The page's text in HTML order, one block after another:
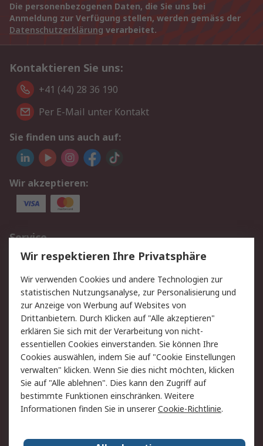
Die personenbezogenen Daten, die Sie uns bei
Anmeldung zur Verfügung stellen, werden gemäss der
Datenschutzerklärung verarbeitet.
Kontaktieren Sie uns:
+41 (44) 28 36 190
Per E-Mail unter Kontakt
Sie finden uns auch auf:
Wir akzeptieren:
Service
Value Added Services
Lieferlösungen
Rücksendungen
Kontakt
Hilfe
Rechtliches
AGB
Datenschutz
Cookie-Richtlinie
Zahlungsbedingungen
Copyright/Impressum
Über RS
Wir respektieren Ihre Privatsphäre
Wir verwenden Cookies und andere Technologien zur
statistischen Nutzungsanalyse, zur Personalisierung und
zur Anzeige von Werbung auf Websites von
Drittanbietern. Durch Klicken auf "Alle akzeptieren"
erklären Sie sich mit der Verarbeitung von nicht-
essentiellen Cookies einverstanden. Sie können Ihre
Cookies auswählen, indem Sie auf "Cookie Einstellungen
verwalten" klicken. Wenn Sie dies nicht möchten, klicken
Sie auf "Alle ablehnen". Dies kann den Zugriff auf
bestimmte Funktionen einschränken. Weitere
Informationen finden Sie in unsererCookie-Richtlinie.